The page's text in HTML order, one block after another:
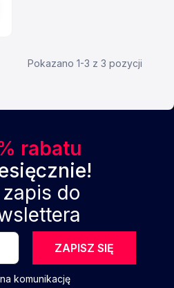
Pokazano 1-3 z 3 pozycji
rabatu
do
ZAPISZ SIĘ
komunikację